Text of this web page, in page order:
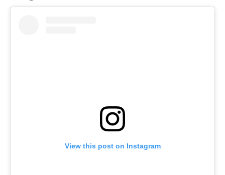
View this post on Instagram